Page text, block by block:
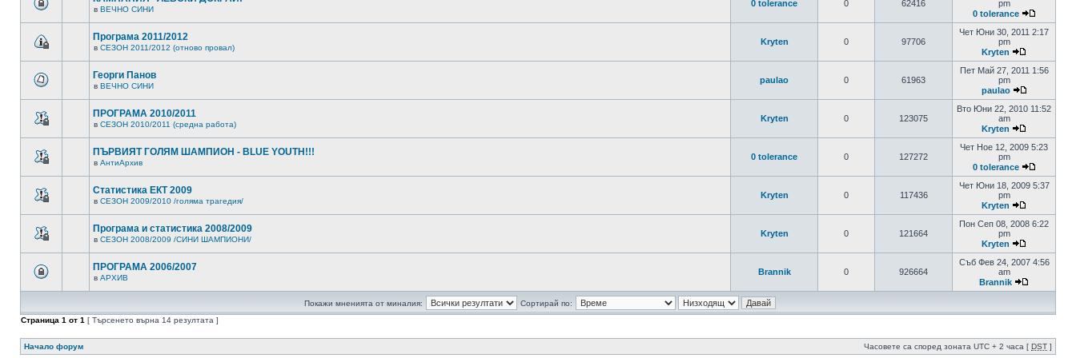
в ВЕЧНО СИНИ
0 tolerance 0 62416
pm
0 tolerance
Програма 2011/2012
в СЕЗОН 2011/2012 (отново провал)
Kryten 0 97706
Чет Юни 30, 2011 2:17
pm
Kryten
Георги Панов
в ВЕЧНО СИНИ
paulao 0 61963
Пет Май 27, 2011 1:56
pm
paulao
ПРОГРАМА 2010/2011
в СЕЗОН 2010/2011 (средна работа)
Kryten 0 123075
Вто Юни 22, 2010 11:52
am
Kryten
ПЪРВИЯТ ГОЛЯМ ШАМПИОН - BLUE YOUTH!!!
в АнтиАрхив
0 tolerance 0 127272
Чет Ное 12, 2009 5:23
pm
0 tolerance
Статистика ЕКТ 2009
в СЕЗОН 2009/2010 /голяма трагедия/
Kryten 0 117436
Чет Юни 18, 2009 5:37
pm
Kryten
Програма и статистика 2008/2009
в СЕЗОН 2008/2009 /СИНИ ШАМПИОНИ/
Kryten 0 121664
Пон Сеп 08, 2008 6:22
pm
Kryten
ПРОГРАМА 2006/2007
в АРХИВ
Brannik 0 926664
Съб Фев 24, 2007 4:56
am
Brannik
Покажи мненията от миналия:
Сортирай по:
Страница 1 от 1 [ Търсенето върна 14 резултата ]
Начало форум Часовете са според зоната UTC + 2 часа [ DST ]